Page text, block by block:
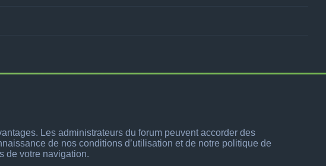
Les administrateurs du forum peuvent accorder des
de nos conditions d’utilisation et de notre politique de
de votre navigation.